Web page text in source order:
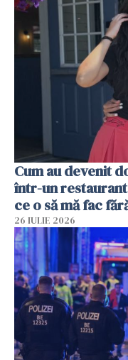
Cum au devenit
într-un restaurant
ce o să mă fac
26 IULIE 2026